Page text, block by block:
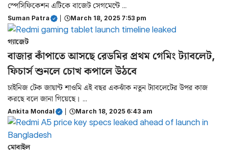
স্পেসিফিকেশন এটিকে বাজেট সেগমেন্টে ...
Suman Patra March 18, 2025 7:53 pm
গ্যাজেট
বাজার কাঁপাতে আসছে রেডমির প্রথম গেমিং ট্যাবলেট,
ফিচার্স শুনলে চোখ কপালে উঠবে
চাইনিজ টেক জায়ান্ট শাওমি এই বছর একঝাঁক নতুন ট্যাবলেটের উপর কাজ
করছে বলে জানা গিয়েছে। ...
Ankita Mondal March 18, 2025 6:43 am
মোবাইল